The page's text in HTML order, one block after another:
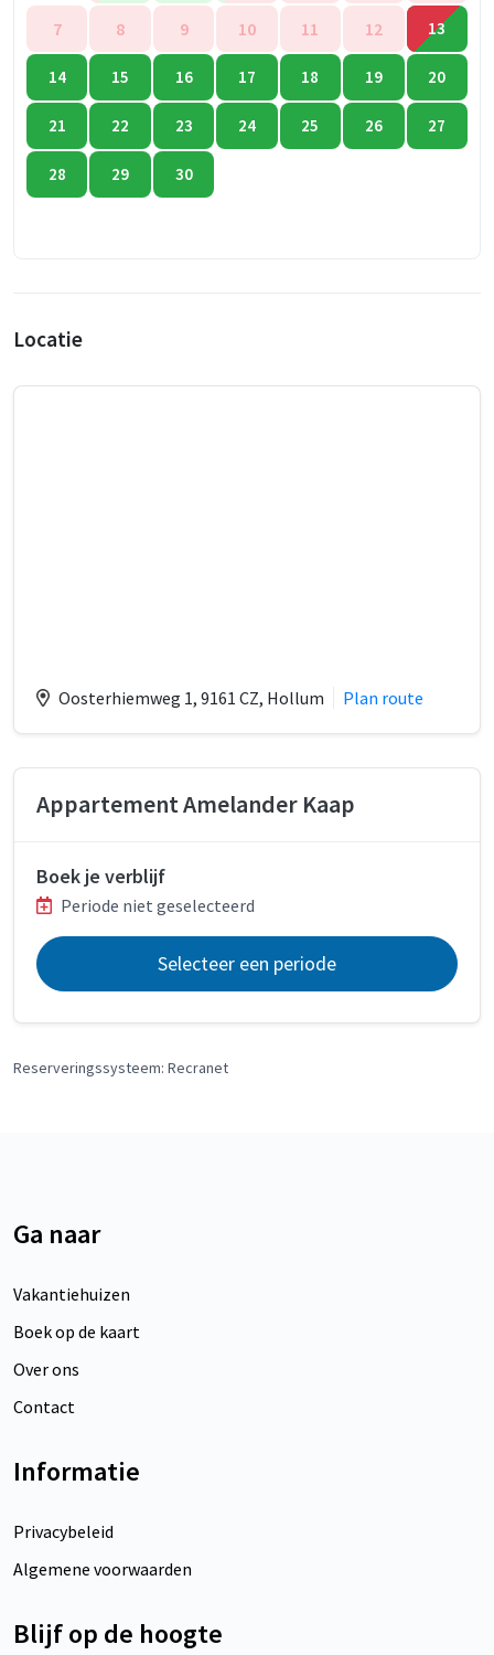
7 8 9 10 11 12 13
14 15 16 17 18 19 20
21 22 23 24 25 26 27
28 29 30
Locatie
Oosterhiemweg 1, 9161 CZ, Hollum Plan route
Appartement Amelander Kaap
Boek je verblijf
Periode niet geselecteerd
Selecteer een periode
Reserveringssysteem: Recranet
Ga naar
Vakantiehuizen
Boek op de kaart
Over ons
Contact
Informatie
Privacybeleid
Algemene voorwaarden
Blijf op de hoogte